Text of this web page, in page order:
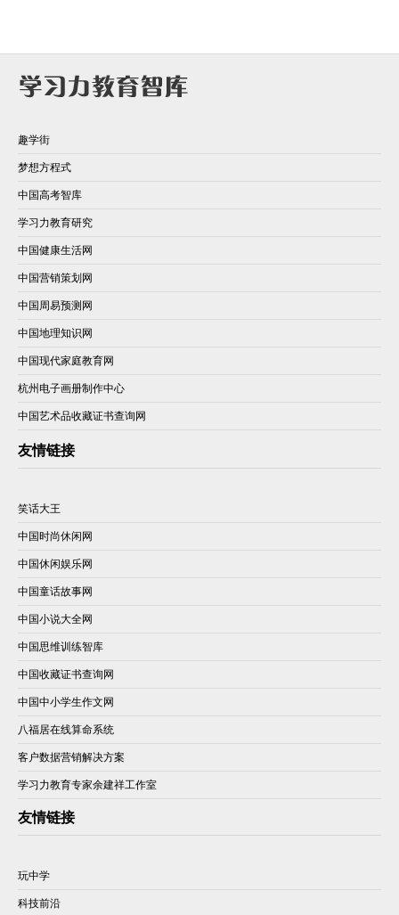
趣学街
梦想方程式
中国高考智库
学习力教育研究
中国健康生活网
中国营销策划网
中国周易预测网
中国地理知识网
中国现代家庭教育网
杭州电子画册制作中心
中国艺术品收藏证书查询网
友情链接
笑话大王
中国时尚休闲网
中国休闲娱乐网
中国童话故事网
中国小说大全网
中国思维训练智库
中国收藏证书查询网
中国中小学生作文网
八福居在线算命系统
客户数据营销解决方案
学习力教育专家余建祥工作室
友情链接
玩中学
科技前沿